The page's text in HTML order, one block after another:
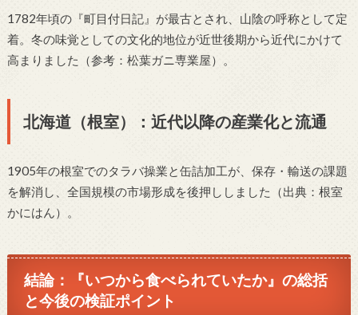
1782年頃の『町目付日記』が最古とされ、山陰の呼称として定
着。冬の味覚としての文化的地位が近世後期から近代にかけて
高まりました（参考：松葉ガニ専業屋）。
北海道（根室）：近代以降の産業化と流通
1905年の根室でのタラバ操業と缶詰加工が、保存・輸送の課題
を解消し、全国規模の市場形成を後押ししました（出典：根室
かにはん）。
結論：『いつから食べられていたか』の総括
と今後の検証ポイント